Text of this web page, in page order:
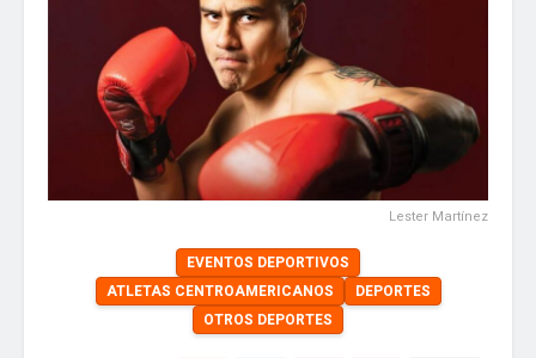
Lester Martínez
EVENTOS DEPORTIVOS
ATLETAS CENTROAMERICANOS
DEPORTES
OTROS DEPORTES